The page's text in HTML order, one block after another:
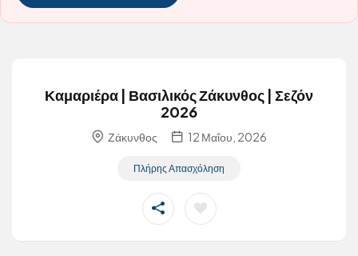
Καμαριέρα | Βασιλικός Ζάκυνθος | Σεζόν
2026
Ζάκυνθος 12 Μαΐου, 2026
Πλήρης Απασχόληση